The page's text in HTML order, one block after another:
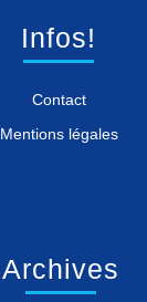
Infos!
Contact
Mentions légales
Archives